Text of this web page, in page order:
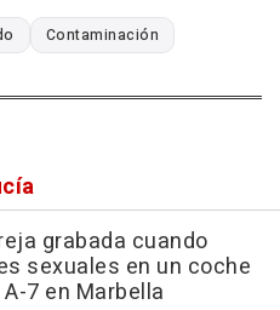
Contaminación
grabada cuando
sexuales en un coche
7 en Marbella